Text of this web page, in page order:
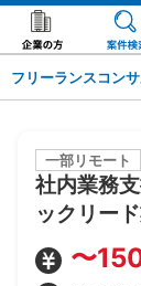
フリーランスコン
一部リモート
社内業務
ックリー
〜